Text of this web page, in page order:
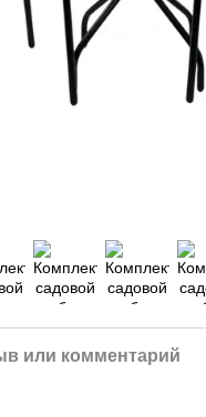
или комментарий